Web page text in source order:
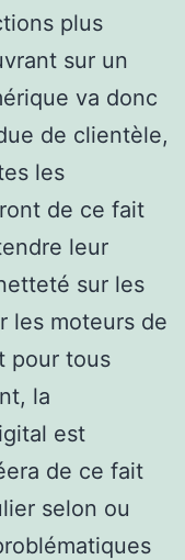
plus
sur un
va donc
de clientèle,
les
de ce fait
leur
sur les
les moteurs de
pour tous
la
est
de ce fait
selon ou